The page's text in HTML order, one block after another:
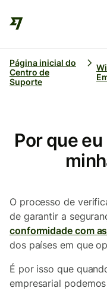
Página inicial do
Centro de
Suporte
Por que
O processo de
de garantir a
conformidade com
dos países em que
É por isso que
empresarial